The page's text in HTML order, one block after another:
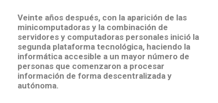
Veinte años después, con la aparición de las
minicomputadoras y la combinación de
servidores y computadoras personales inició la
segunda plataforma tecnológica, haciendo la
informática accesible a un mayor número de
personas que comenzaron a procesar
información de forma descentralizada y
autónoma.